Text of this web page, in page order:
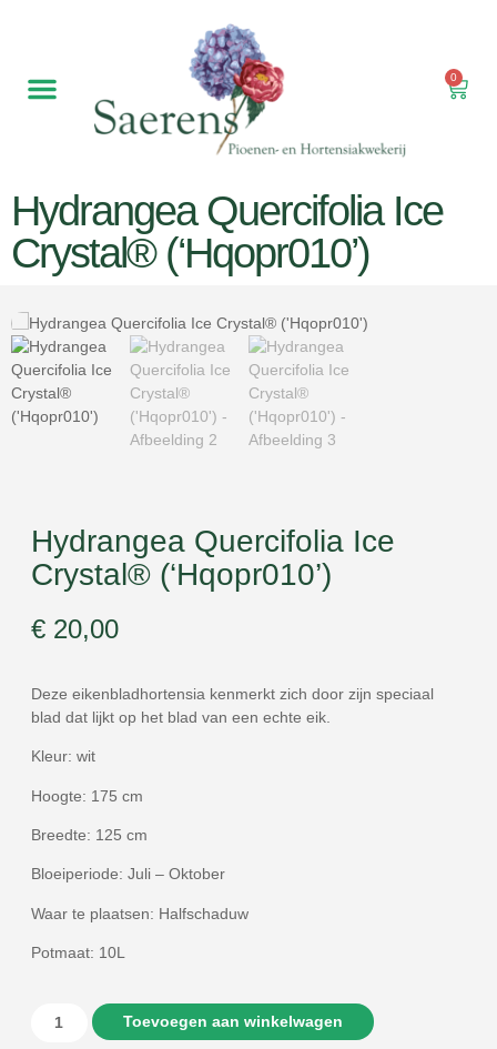
0
Hydrangea Quercifolia Ice
Crystal® (‘Hqopr010’)
Hydrangea Quercifolia Ice
Crystal® (‘Hqopr010’)
€ 20,00
Deze eikenbladhortensia kenmerkt zich door zijn speciaal
blad dat lijkt op het blad van een echte eik.
Kleur: wit
Hoogte: 175 cm
Breedte: 125 cm
Bloeiperiode: Juli – Oktober
Waar te plaatsen: Halfschaduw
Potmaat: 10L
Toevoegen aan winkelwagen